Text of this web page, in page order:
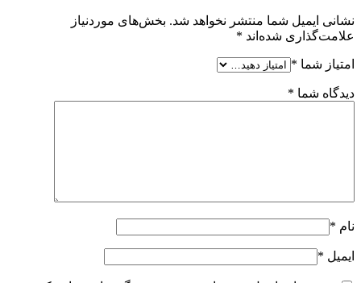
نشانی ایمیل شما منتشر نخواهد شد. بخش‌های موردنیاز
علامت‌گذاری شده‌اند *
امتیاز شما *
دیدگاه شما *
نام *
ایمیل *